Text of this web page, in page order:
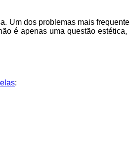
Um dos problemas mais
é apenas uma questão estética,
: